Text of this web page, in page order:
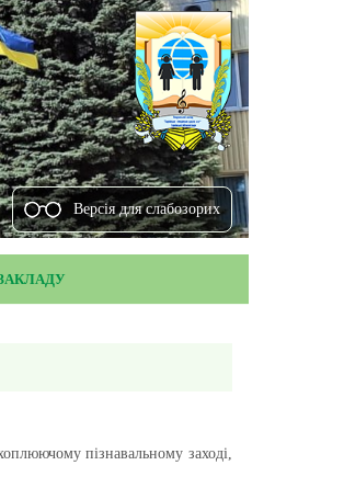
Версiя для слабозорих
пізнавальному заході,